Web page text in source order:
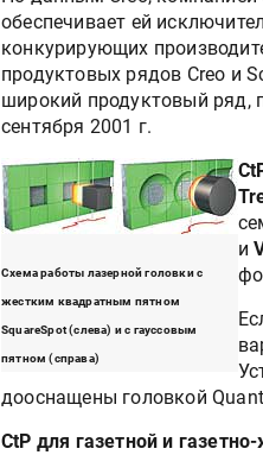
обеспечивает ей
конкурирующих
продуктовых рядов Creo и
широкий продуктовый ряд,
сентября 2001 г.
Схема работы лазерной головки с
жестким квадратным пятном
SquareSpot (слева) и с гауссовым
пятном (справа)
и
дооснащены головкой
CtP для газетной и